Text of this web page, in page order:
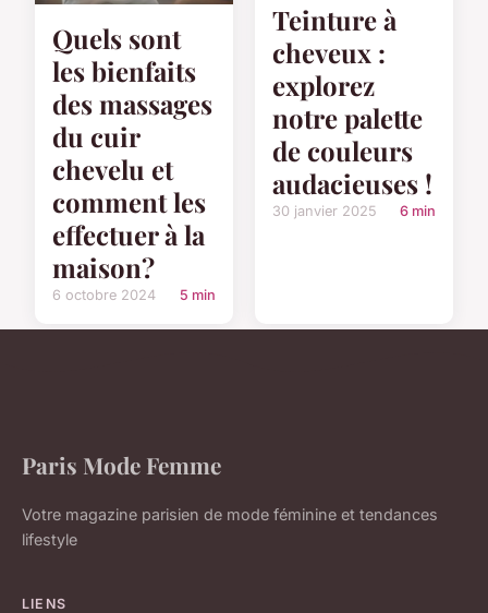
Quels sont
les bienfaits
des massages
du cuir
chevelu et
comment les
effectuer à la
maison?
6 octobre 2024 5 min
Teinture à
cheveux :
explorez
notre palette
de couleurs
audacieuses !
30 janvier 2025 6 min
Paris Mode Femme
Votre magazine parisien de mode féminine et tendances
lifestyle
LIENS